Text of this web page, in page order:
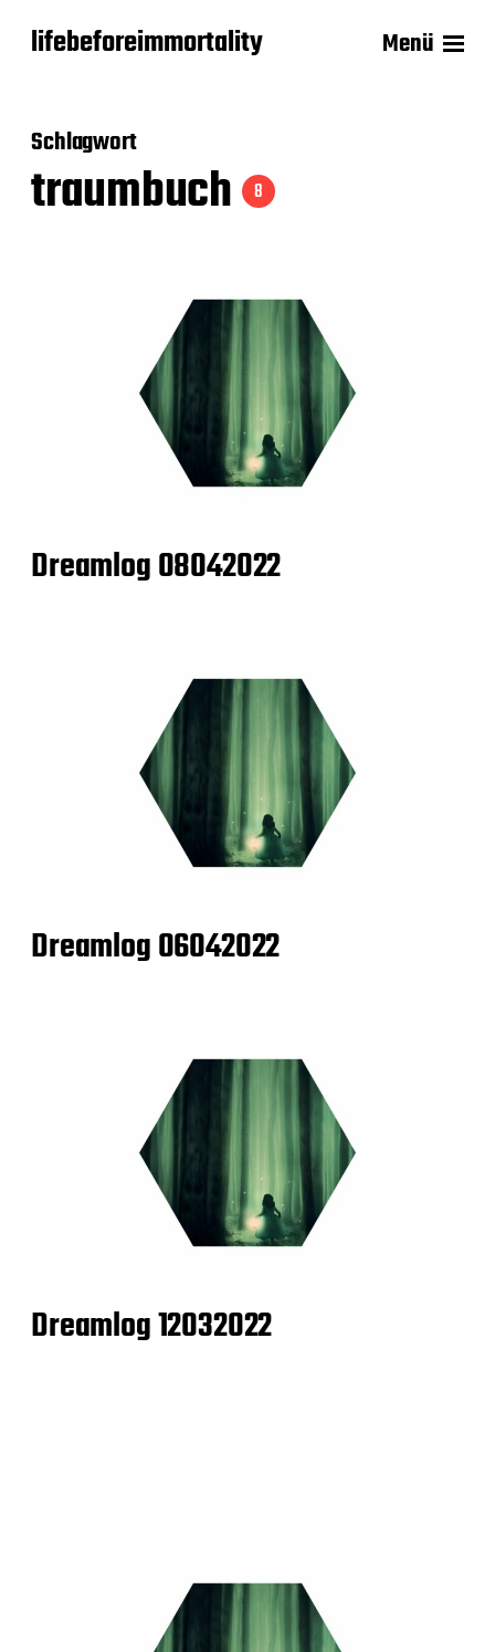
lifebeforeimmortality Menü
Schlagwort
traumbuch 8
Dreamlog 08042022
Dreamlog 06042022
Dreamlog 12032022